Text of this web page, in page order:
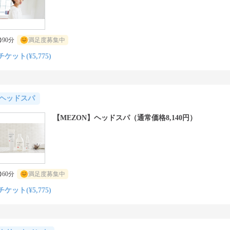
90分 満足度募集中
ケット(¥5,775)
ッドスパ
【MEZON】ヘッドスパ（通常価格8,140円）
60分 満足度募集中
ケット(¥5,775)